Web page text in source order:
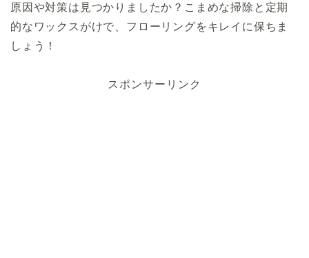
原因や対策は見つかりましたか？こまめな掃除と定期
的なワックスがけで、フローリングをキレイに保ちま
しょう！
スポンサーリンク